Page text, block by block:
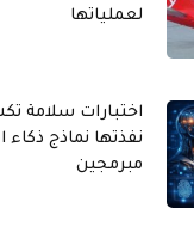
لعملياتها
اختبارات سلامة
نفذتها نماذج
مبرمجين